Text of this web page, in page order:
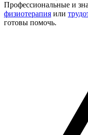
Профессиональные и
физиотерапия или
готовы помочь.